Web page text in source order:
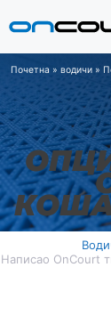
на
Почетна » водичи »
Написао OnCourt